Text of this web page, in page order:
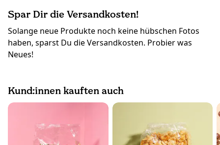
Spar Dir die Versandkosten!
Solange neue Produkte noch keine hübschen Fotos
haben, sparst Du die Versandkosten. Probier was
Neues!
Kund:innen kauften auch